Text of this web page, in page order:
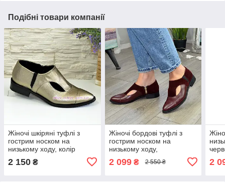
Подібні товари компанії
Жіночі шкіряні туфлі з
гострим носком на
низькому ходу, колір
2 150 ₴
Жіночі бордові туфлі з
гострим носком на
низькому ходу,
замша. 41 розмір
2 099₴ 2 550 ₴ 2